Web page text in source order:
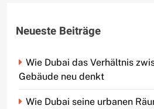
Neueste Beiträge
Wie Dubai das Verhältnis
Gebäude neu denkt
Wie Dubai seine urbanen